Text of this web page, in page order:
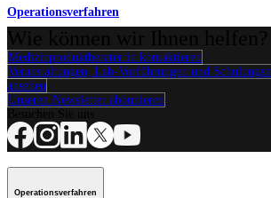
Operationsverfahren
Medizinproduktberater:in kontaktieren
Veranstaltungen, Lab-Vorführungen und
ansehen
Unseren Newsletter abonnieren
Operationsverfahren